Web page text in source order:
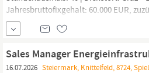
Jahresbruttofixgehalt: 60.000 EUR,
erfolgsabhängigen Bonifikation; je
Bereitschaft zur Überzahlung Nähere
und zum Bewerbungsprozess erhältst
(People & Culture Recruiting), Telefon:
Sales Manager
16.07.2026 Steiermark, Knittelfeld, 8724,